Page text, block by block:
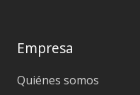
Empresa
Quiénes somos